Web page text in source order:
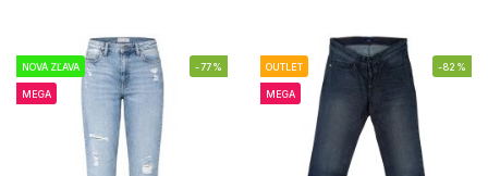
NOVÁ ZĽAVA
MEGA
-77% OUTLET
MEGA
-82%